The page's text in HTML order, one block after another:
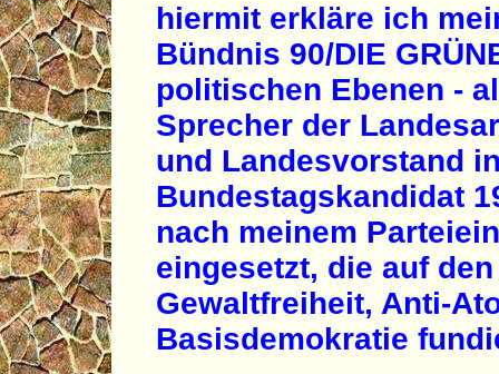
hiermit erkläre ich
Bündnis 90/DIE
politischen Ebenen -
Sprecher der
und Landesvorstand
Bundestagskandidat
nach meinem
eingesetzt, die auf
Gewaltfreiheit, Anti-
Basisdemokratie